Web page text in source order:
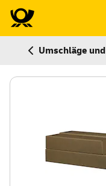
Umschläge